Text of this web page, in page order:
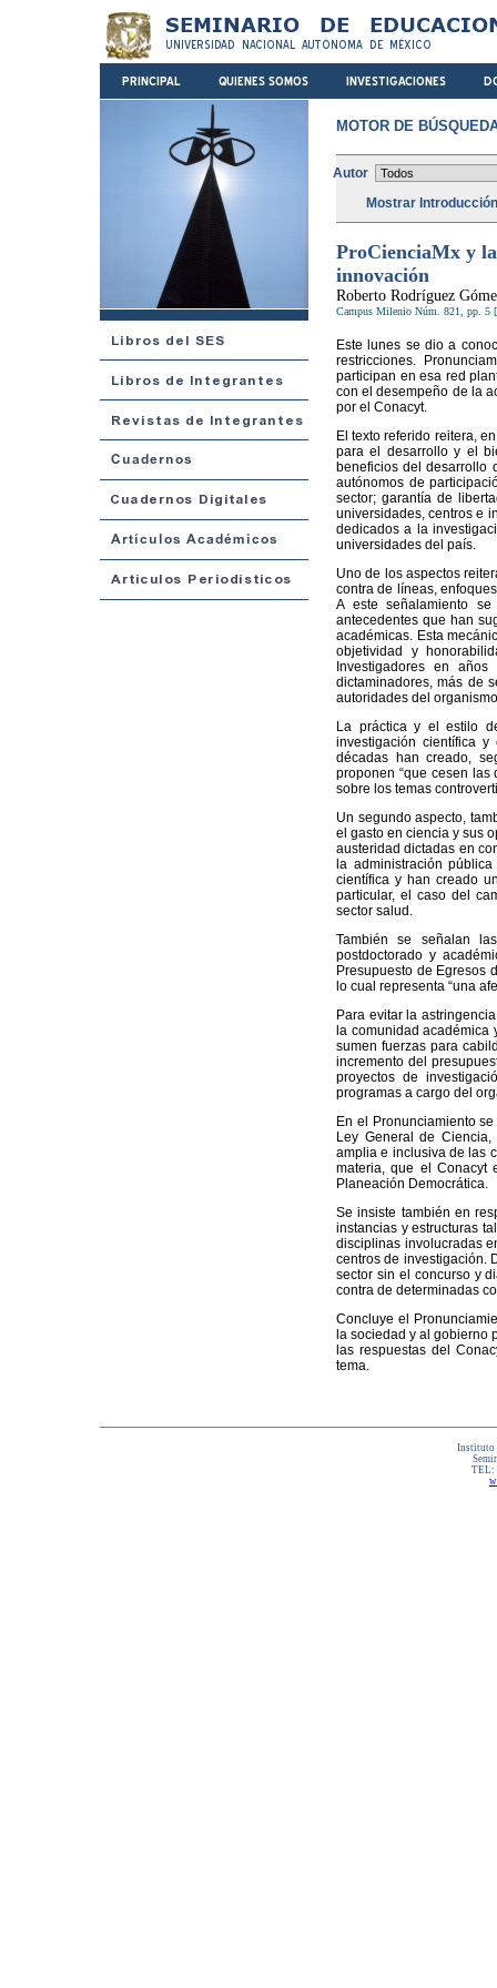
MOTOR DE
Autor
Mostrar
ProCienciaMx y
innovación
Roberto Rodríguez
Campus Milenio Núm. 821, pp. 5
Este lunes se dio a
restricciones.
participan en esa red
con el desempeño de la
por el Conacyt.
El texto referido reitera,
para el desarrollo y el
beneficios del desarrollo
autónomos de
sector; garantía de
universidades, centros e
dedicados a la
universidades del país.
Uno de los aspectos
contra de líneas,
A este señalamiento
antecedentes que han
académicas. Esta
objetividad y
Investigadores en
dictaminadores, más de
autoridades del
La práctica y el estilo
investigación científica
décadas han creado,
proponen “que cesen las
sobre los temas
Un segundo aspecto,
el gasto en ciencia y sus
austeridad dictadas en
la administración
científica y han creado
particular, el caso del
sector salud.
También se señalan
postdoctorado y
Presupuesto de Egresos
lo cual representa “una
Para evitar la
la comunidad
sumen fuerzas para
incremento del
proyectos de
programas a cargo del
En el Pronunciamiento
Ley General de
amplia e inclusiva de las
materia, que el Conacyt
Planeación Democrática.
Se insiste también en
instancias y estructuras
disciplinas involucradas
centros de investigación.
sector sin el concurso y
contra de determinadas
Concluye el
la sociedad y al gobierno
las respuestas del
tema.
Instituto
TEL: